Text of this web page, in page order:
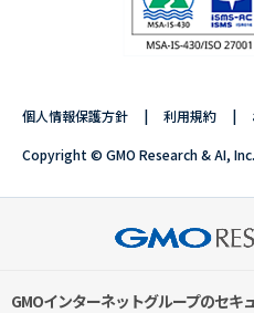
個人情報保護方針 利用規約
Copyright © GMO Research & AI,
GMOインターネットグループのセキ